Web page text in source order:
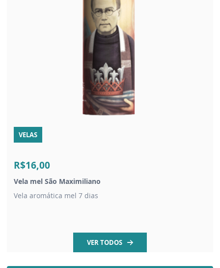
VELAS
R$16,00
Vela mel São Maximiliano
Vela aromática mel 7 dias
VER TODOS